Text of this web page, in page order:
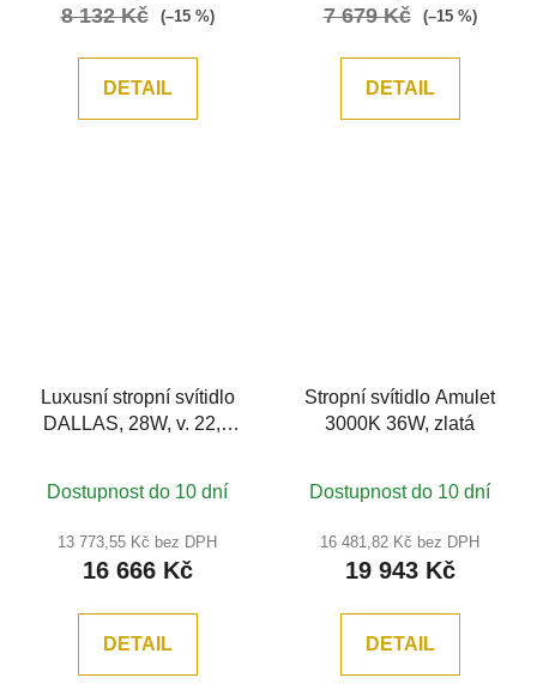
8 132 Kč (–15 %)
DETAIL
7 679 Kč (–15 %)
DETAIL
Luxusní stropní svítidlo
DALLAS, 28W, v. 22,5
Dostupnost do 10 dní
13 773,55 Kč bez DPH
16 666 Kč
DETAIL
Stropní svítidlo Amulet
3000K 36W, zlatá
Dostupnost do 10 dní
16 481,82 Kč bez DPH
19 943 Kč
DETAIL